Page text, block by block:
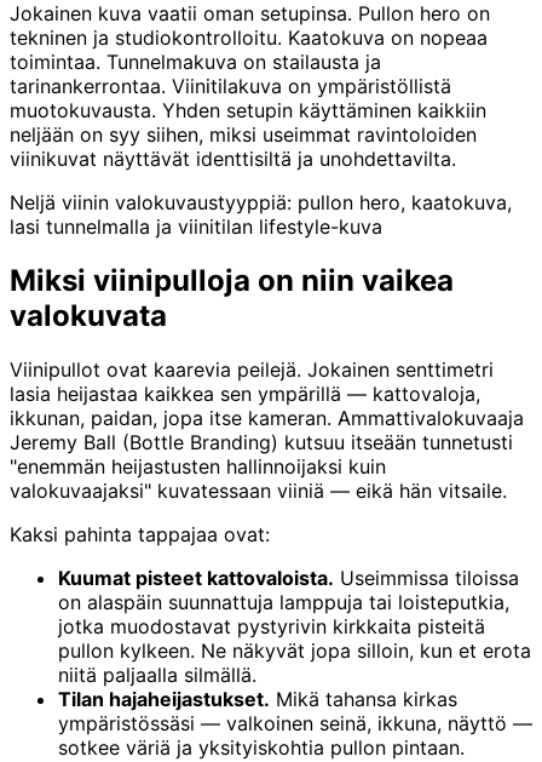
Jokainen kuva vaatii oman setupinsa. Pullon hero on
tekninen ja studiokontrolloitu. Kaatokuva on nopeaa
toimintaa. Tunnelmakuva on stailausta ja
tarinankerrontaa. Viinitilakuva on ympäristöllistä
muotokuvausta. Yhden setupin käyttäminen kaikkiin
neljään on syy siihen, miksi useimmat ravintoloiden
viinikuvat näyttävät identtisiltä ja unohdettavilta.
Neljä viinin valokuvaustyyppiä: pullon hero, kaatokuva,
lasi tunnelmalla ja viinitilan lifestyle-kuva
Miksi viinipulloja on niin vaikea
valokuvata
Viinipullot ovat kaarevia peilejä. Jokainen senttimetri
lasia heijastaa kaikkea sen ympärillä — kattovaloja,
ikkunan, paidan, jopa itse kameran. Ammattivalokuvaaja
Jeremy Ball (Bottle Branding) kutsuu itseään tunnetusti
"enemmän heijastusten hallinnoijaksi kuin
valokuvaajaksi" kuvatessaan viiniä — eikä hän vitsaile.
Kaksi pahinta tappajaa ovat:
Kuumat pisteet kattovaloista. Useimmissa tiloissa
on alaspäin suunnattuja lamppuja tai loisteputkia,
jotka muodostavat pystyrivin kirkkaita pisteitä
pullon kylkeen. Ne näkyvät jopa silloin, kun et erota
niitä paljaalla silmällä.
Tilan hajaheijastukset. Mikä tahansa kirkas
ympäristössäsi — valkoinen seinä, ikkuna, näyttö —
sotkee väriä ja yksityiskohtia pullon pintaan.